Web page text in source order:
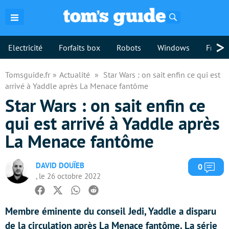
Electricité Forfaits box Robots Windows >
Tomsguide.fr Actualité
Star Wars : on sait enfin ce qui est
arrivé à Yaddle après La Menace fantôme
Star Wars : on sait enfin ce
qui est arrivé à Yaddle après
La Menace fantôme
DAVID DOUÏEB
, le 26 octobre 2022
0
Facebook
TwitterWhatsapp
Reddit
Membre éminente du conseil Jedi, Yaddle a disparu
de la circulation après La Menace fantôme. La série